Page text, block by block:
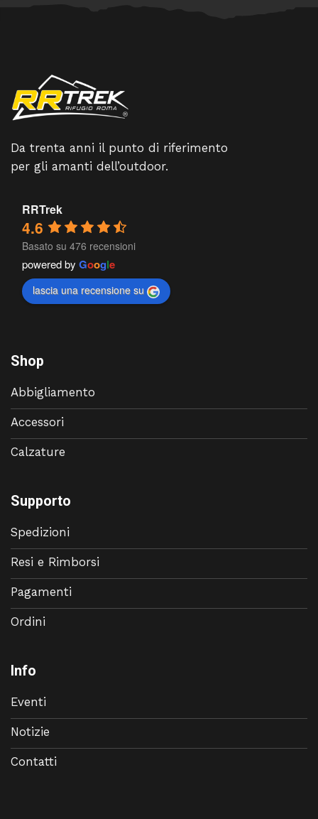
Da trenta anni il punto di riferimento
per gli amanti dell’outdoor.
RRTrek
4.6
Basato su 476 recensioni
powered by Google
lascia una recensione su
Shop
Abbigliamento
Accessori
Calzature
Supporto
Spedizioni
Resi e Rimborsi
Pagamenti
Ordini
Info
Eventi
Notizie
Contatti